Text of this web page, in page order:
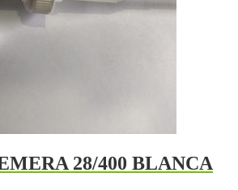
28/400 BLANCA